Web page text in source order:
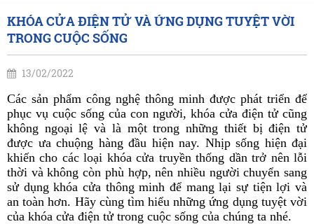
KHÓA CỬA ĐIỆN TỬ VÀ ỨNG DỤNG TUYỆT VỜI
TRONG CUỘC SỐNG
13/02/2022
Các sản phẩm công nghệ thông minh được phát triển để
phục vụ cuộc sống của con người, khóa cửa điện tử cũng
không ngoại lệ và là một trong những thiết bị điện tử
được ưa chuộng hàng đầu hiện nay. Nhịp sống hiện đại
khiến cho các loại khóa cửa truyền thống dần trở nên lỗi
thời và không còn phù hợp, nên nhiều người chuyển sang
sử dụng khóa cửa thông minh để mang lại sự tiện lợi và
an toàn hơn. Hãy cùng tìm hiểu những ứng dụng tuyệt vời
của khóa cửa điện tử trong cuộc sống của chúng ta nhé.